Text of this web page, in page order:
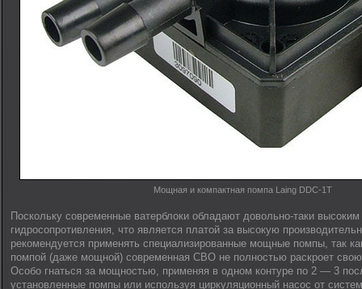
Мощная и компактная помпа Laing DDC-1T
Поскольку современные ватерблоки обладают довольно-таки
гидросопротивления, что является платой за высокую
рекомендуется применять специализированные мощные помпы, так
помпой (даже мощной) современная СВО не полностью раскроет свою
Особо гнаться за мощностью, применяя в одном контуре по 2 — 3
установленные помпы или используя циркуляционный насос от